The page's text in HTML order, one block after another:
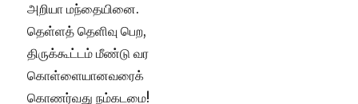
அறியா மந்தையினை.
தெள்ளத் தெளிவு பெற,
திருக்கூட்டம் மீண்டு வர
கொள்ளையானவரைக்
கொணர்வது நம்கடமை!